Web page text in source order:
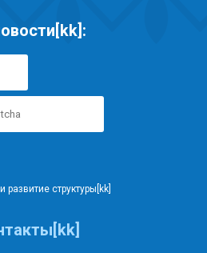
структуры[kk]